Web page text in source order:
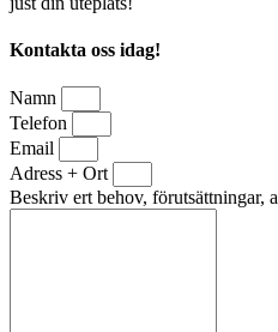
Kontakta oss idag!
Namn
Telefon
Email
Adress + Ort
Beskriv ert behov, förutsättningar,